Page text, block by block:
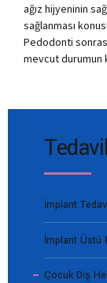
ağız hijyeninin
sağlanması
Pedodonti
mevcut durumun
İmplant
İmplant Üstü
Çocuk Diş